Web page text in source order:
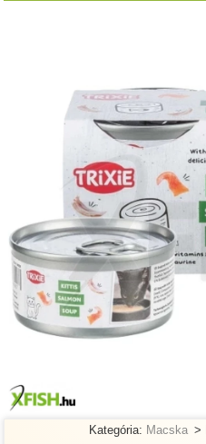
Kategória: Macska >